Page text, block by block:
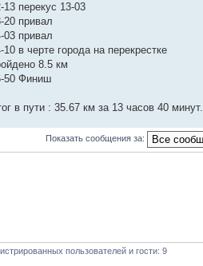
13 перекус 13-03
20 привал
03 привал
10 в черте города на перекрестке
8.5 км
50 Финиш
в пути : 35.67 км за 13 часов 40 минут.
Показать сообщения за:
пользователей и гости: 9